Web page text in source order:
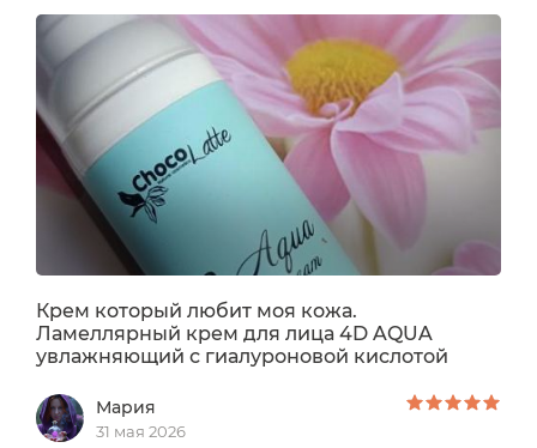
увлажнением у меня. Но и есть чуть чёрного
цвета и серого, которые добавляют изящества,
строгости и элегантности этикетке, по - моему
мнению. Имеется небольшой красивый...
Крем который любит моя кожа.
Ламеллярный крем для лица 4D AQUA
увлажняющий с гиалуроновой кислотой
Мария
31 мая 2026